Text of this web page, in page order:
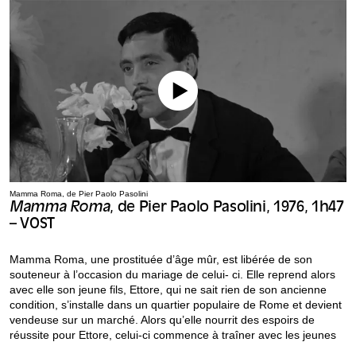
Mamma Roma, de Pier Paolo Pasolini
Mamma Roma, de Pier Paolo Pasolini, 1976, 1h47
– VOST
Mamma Roma, une prostituée d’âge mûr, est libérée de son
souteneur à l’occasion du mariage de celui- ci. Elle reprend alors
avec elle son jeune fils, Ettore, qui ne sait rien de son ancienne
condition, s’installe dans un quartier populaire de Rome et devient
vendeuse sur un marché. Alors qu’elle nourrit des espoirs de
réussite pour Ettore, celui-ci commence à traîner avec les jeunes